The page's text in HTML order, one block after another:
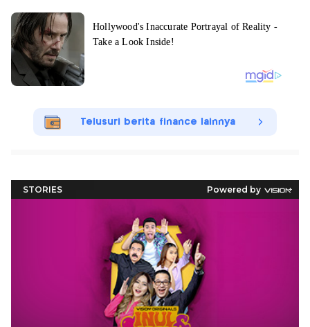
Telusuri berita finance lainnya